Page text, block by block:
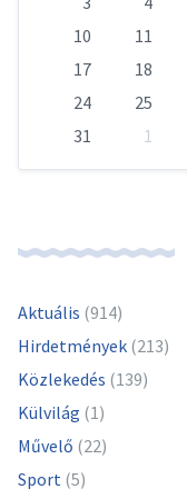
10
11
17
18
24
25
31
1
Aktuális (914)
Hirdetmények (213)
Közlekedés (139)
Külvilág (1)
Művelő (22)
Sport (5)